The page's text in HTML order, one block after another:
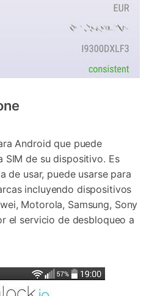
Android que puede
SIM de su dispositivo. Es
de usar, puede usarse para
incluyendo dispositivos
Motorola, Samsung, Sony
el servicio de desbloqueo a